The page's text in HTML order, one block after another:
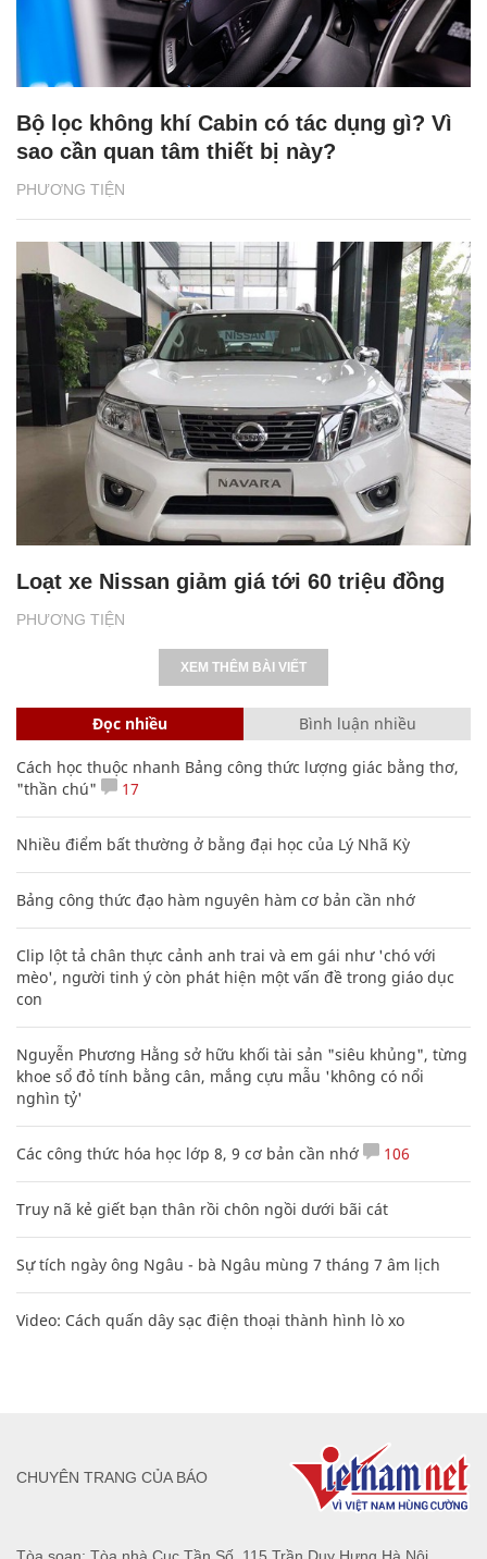
PHƯƠNG TIỆN
Bộ lọc không khí Cabin có tác dụng gì? Vì
sao cần quan tâm thiết bị này?
PHƯƠNG TIỆN
Loạt xe Nissan giảm giá tới 60 triệu đồng
XEM THÊM BÀI VIẾT
Đọc nhiều Bình luận nhiều
Cách học thuộc nhanh Bảng công thức lượng giác bằng thơ,
"thần chú"
17
Nhiều điểm bất thường ở bằng đại học của Lý Nhã Kỳ
Bảng công thức đạo hàm nguyên hàm cơ bản cần nhớ
Clip lột tả chân thực cảnh anh trai và em gái như 'chó với
mèo', người tinh ý còn phát hiện một vấn đề trong giáo dục
con
Nguyễn Phương Hằng sở hữu khối tài sản "siêu khủng", từng
khoe sổ đỏ tính bằng cân, mắng cựu mẫu 'không có nổi
nghìn tỷ'
Các công thức hóa học lớp 8, 9 cơ bản cần nhớ 106
Truy nã kẻ giết bạn thân rồi chôn ngồi dưới bãi cát
Sự tích ngày ông Ngâu - bà Ngâu mùng 7 tháng 7 âm lịch
Video: Cách quấn dây sạc điện thoại thành hình lò xo
CHUYÊN TRANG CỦA BÁO